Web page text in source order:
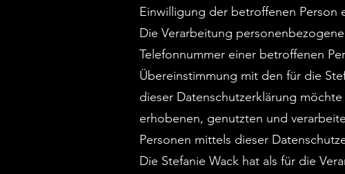
Einwilligung der betroffenen Person
Die Verarbeitung
Telefonnummer einer betroffenen
Übereinstimmung mit den für die
dieser Datenschutzerklärung
erhobenen, genutzten und
Personen mittels dieser
Die Stefanie Wack hat als für die